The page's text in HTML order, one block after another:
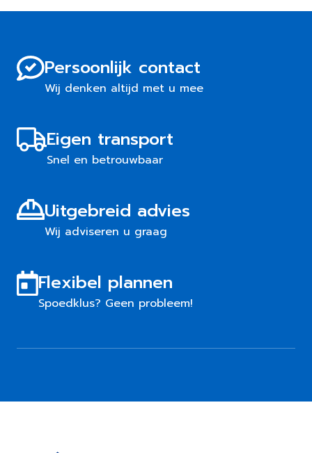
Persoonlijk contact
Wij denken altijd met u mee
Eigen transport
Snel en betrouwbaar
Uitgebreid advies
Wij adviseren u graag
Flexibel plannen
Spoedklus? Geen probleem!